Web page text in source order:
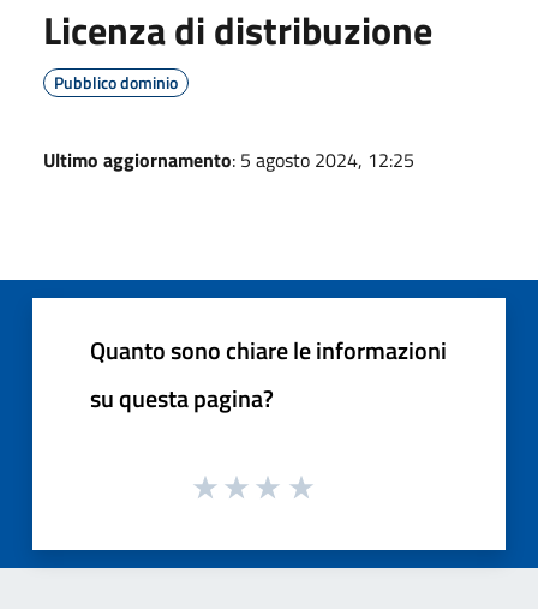
Licenza di distribuzione
Pubblico dominio
Ultimo aggiornamento: 5 agosto 2024, 12:25
Quanto sono chiare le informazioni
su questa pagina?